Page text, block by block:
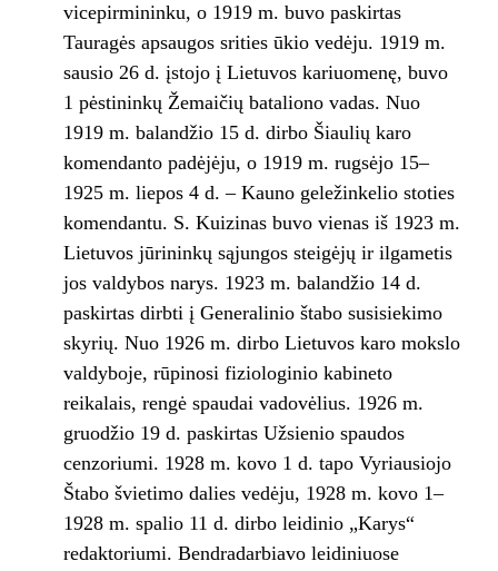
vicepirmininku, o 1919 m. buvo paskirtas
Tauragės apsaugos srities ūkio vedėju. 1919 m.
sausio 26 d. įstojo į Lietuvos kariuomenę, buvo
1 pėstininkų Žemaičių bataliono vadas. Nuo
1919 m. balandžio 15 d. dirbo Šiaulių karo
komendanto padėjėju, o 1919 m. rugsėjo 15–
1925 m. liepos 4 d. – Kauno geležinkelio stoties
komendantu. S. Kuizinas buvo vienas iš 1923 m.
Lietuvos jūrininkų sąjungos steigėjų ir ilgametis
jos valdybos narys. 1923 m. balandžio 14 d.
paskirtas dirbti į Generalinio štabo susisiekimo
skyrių. Nuo 1926 m. dirbo Lietuvos karo mokslo
valdyboje, rūpinosi fiziologinio kabineto
reikalais, rengė spaudai vadovėlius. 1926 m.
gruodžio 19 d. paskirtas Užsienio spaudos
cenzoriumi. 1928 m. kovo 1 d. tapo Vyriausiojo
Štabo švietimo dalies vedėju, 1928 m. kovo 1–
1928 m. spalio 11 d. dirbo leidinio „Karys“
redaktoriumi. Bendradarbiavo leidiniuose